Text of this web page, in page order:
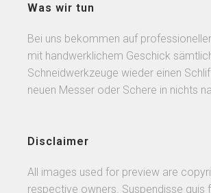
Was wir tun
Bei uns bekommen auf
mit handwerklichem Geschick
Schneidwerkzeuge wieder einen
neuen Messer oder Schere in nichts
Disclaimer
All images used for preview are
respective owners. Suspendisse quis